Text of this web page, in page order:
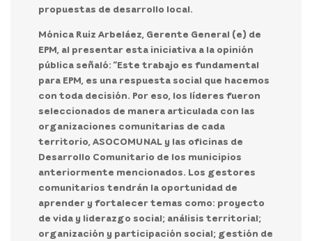
propuestas de desarrollo local.
Mónica Ruiz Arbeláez, Gerente General (e) de
EPM, al presentar esta iniciativa a la opinión
pública señaló: “Este trabajo es fundamental
para EPM, es una respuesta social que hacemos
con toda decisión. Por eso, los líderes fueron
seleccionados de manera articulada con las
organizaciones comunitarias de cada
territorio, ASOCOMUNAL y las oficinas de
Desarrollo Comunitario de los municipios
anteriormente mencionados. Los gestores
comunitarios tendrán la oportunidad de
aprender y fortalecer temas como: proyecto
de vida y liderazgo social; análisis territorial;
organización y participación social; gestión de